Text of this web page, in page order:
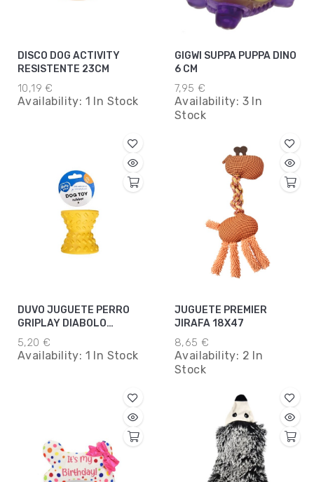
DISCO DOG ACTIVITY
RESISTENTE 23CM
10,19 €
Availability: 1 In Stock
GIGWI SUPPA PUPPA DINO
6 CM
7,95 €
Availability: 3 In
Stock
DUVO JUGUETE PERRO
GRIPLAY DIABOLO
AMARILLO
8,5X7,6X7,6CM
5,20 €
Availability: 1 In Stock
JUGUETE PREMIER
JIRAFA 18X47
8,65 €
Availability: 2 In
Stock